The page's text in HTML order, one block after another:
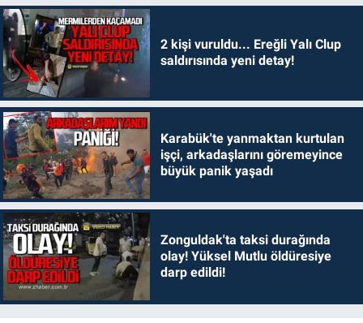
2 kişi vuruldu... Ereğli Yalı Clup
saldırısında yeni detay!
Karabük'te yanmaktan kurtulan
işçi, arkadaşlarını göremeyince
büyük panik yaşadı
Zonguldak'ta taksi durağında
olay! Yüksel Mutlu öldüresiye
darp edildi!